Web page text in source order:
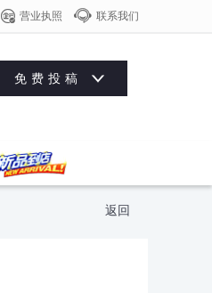
 营业执照  联系我们
免费投稿 
返回